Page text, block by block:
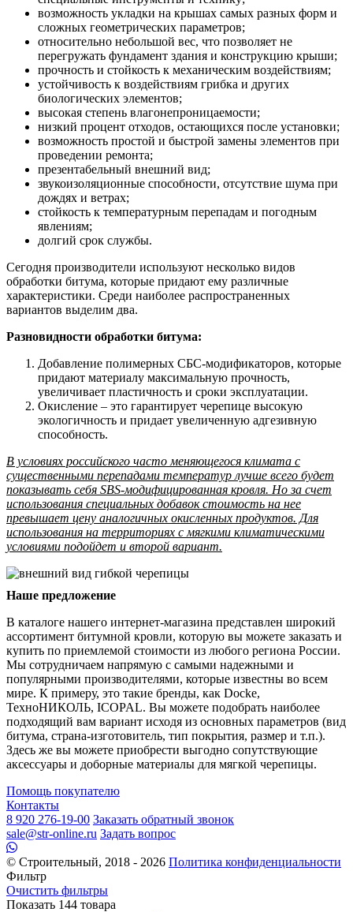
возможность укладки на крышах самых разных форм и
сложных геометрических параметров;
относительно небольшой вес, что позволяет не
перегружать фундамент здания и конструкцию крыши;
прочность и стойкость к механическим воздействиям;
устойчивость к воздействиям грибка и других
биологических элементов;
высокая степень влагонепроницаемости;
низкий процент отходов, остающихся после установки;
возможность простой и быстрой замены элементов при
проведении ремонта;
презентабельный внешний вид;
звукоизоляционные способности, отсутствие шума при
дождях и ветрах;
стойкость к температурным перепадам и погодным
явлениям;
долгий срок службы.
Сегодня производители используют несколько видов
обработки битума, которые придают ему различные
характеристики. Среди наиболее распространенных
вариантов выделим два.
Разновидности обработки битума:
Добавление полимерных СБС-модификаторов, которые
придают материалу максимальную прочность,
увеличивает пластичность и сроки эксплуатации.
Окисление – это гарантирует черепице высокую
экологичность и придает увеличенную адгезивную
способность.
В условиях российского часто меняющегося климата с
существенными перепадами температур лучше всего будет
показывать себя SBS-модифицированная кровля. Но за счет
использования специальных добавок стоимость на нее
превышает цену аналогичных окисленных продуктов. Для
использования на территориях с мягкими климатическими
условиями подойдет и второй вариант.
Наше предложение
В каталоге нашего интернет-магазина представлен широкий
ассортимент битумной кровли, которую вы можете заказать и
купить по приемлемой стоимости из любого региона России.
Мы сотрудничаем напрямую с самыми надежными и
популярными производителями, которые известны во всем
мире. К примеру, это такие бренды, как Docke,
ТехноНИКОЛЬ, ICOPAL. Вы можете подобрать наиболее
подходящий вам вариант исходя из основных параметров (вид
битума, страна-изготовитель, тип покрытия, размер и т.п.).
Здесь же вы можете приобрести выгодно сопутствующие
аксессуары и доборные материалы для мягкой черепицы.
Помощь покупателю
Контакты
8 920 276-19-00 Заказать обратный звонок
sale@str-online.ru Задать вопрос
© Строительный, 2018 - 2026 Политика конфиденциальности
Фильтр
Очистить фильтры
Показать 144 товара